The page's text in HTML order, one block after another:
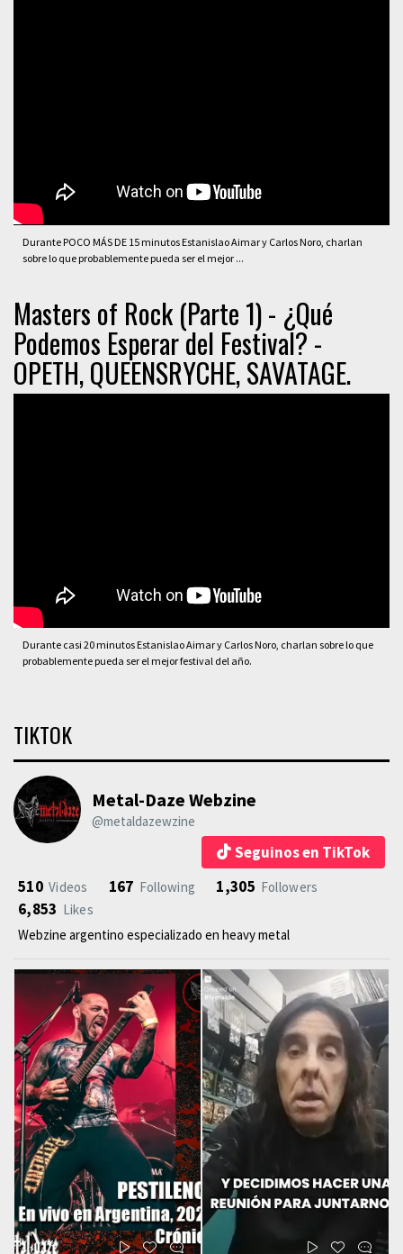
Durante POCO MÁS DE 15 minutos Estanislao Aimar y Carlos Noro, charlan
sobre lo que probablemente pueda ser el mejor ...
Masters of Rock (Parte 1) - ¿Qué
Podemos Esperar del Festival? -
OPETH, QUEENSRYCHE, SAVATAGE.
Durante casi 20 minutos Estanislao Aimar y Carlos Noro, charlan sobre lo que
probablemente pueda ser el mejor festival del año.
TIKTOK
Metal-Daze Webzine
@metaldazewzine
Seguinos en TikTok
510 Videos 167 Following 1,305 Followers
6,853 Likes
Webzine argentino especializado en heavy metal